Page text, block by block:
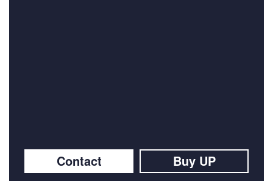
Contact Buy UP